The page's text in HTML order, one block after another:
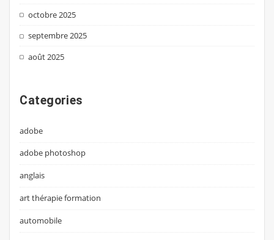
octobre 2025
septembre 2025
août 2025
Categories
adobe
adobe photoshop
anglais
art thérapie formation
automobile